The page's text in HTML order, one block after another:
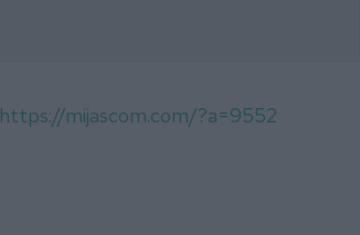
https://mijascom.com/?a=9552